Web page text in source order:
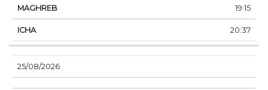
19:15
20:37
25/08/2026